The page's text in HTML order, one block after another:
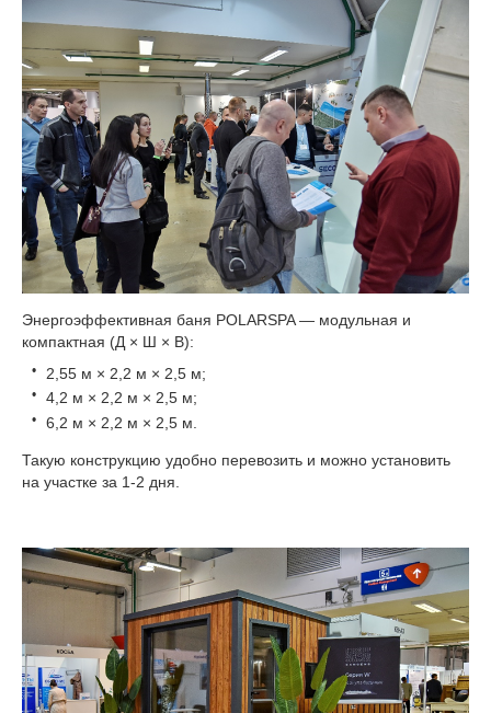
Энергоэффективная баня POLARSPA — модульная и
компактная (Д × Ш × В):
2,55 м × 2,2 м × 2,5 м;
4,2 м × 2,2 м × 2,5 м;
6,2 м × 2,2 м × 2,5 м.
Такую конструкцию удобно перевозить и можно установить
на участке за 1-2 дня.